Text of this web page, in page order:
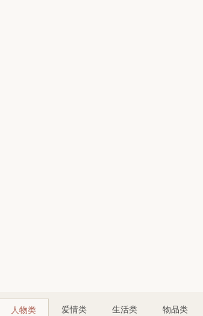
人物类 爱情类 生活类 物品类